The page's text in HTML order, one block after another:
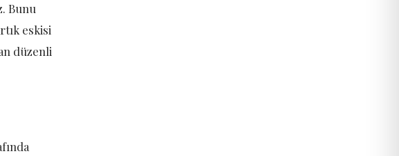
Bunu
eskisi
düzenli